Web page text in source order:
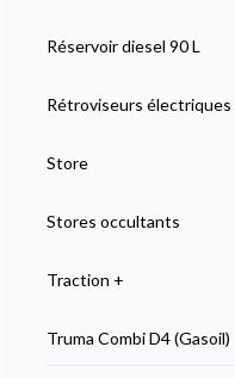
Réservoir diesel 90 L
Rétroviseurs
Store
Stores occultants
Traction +
Truma Combi D4 (Gasoil)